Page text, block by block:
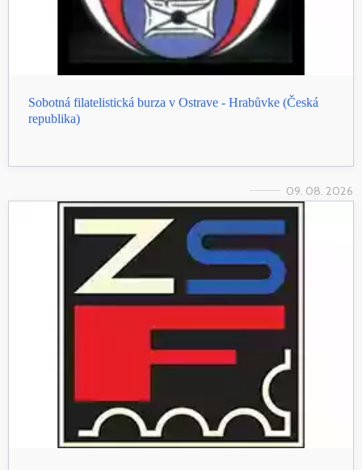
Sobotná filatelistická burza v Ostrave - Hrabůvke (Česká
republika)
09. 08. 2026